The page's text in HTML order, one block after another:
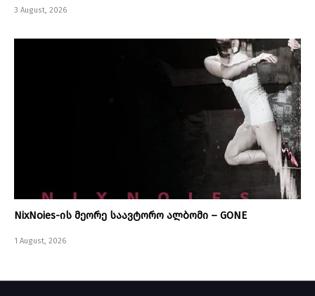
3 August, 2026
NixNoies-ის მეორე საავტორო ალბომი – GONE
1 August, 2026